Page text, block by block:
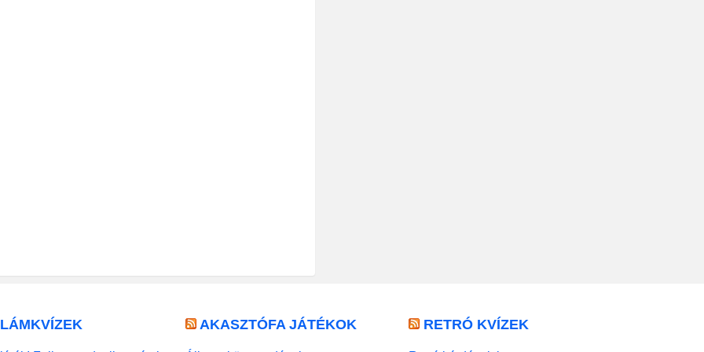
AKASZTÓFA JÁTÉKOK RETRÓ KVÍZEK